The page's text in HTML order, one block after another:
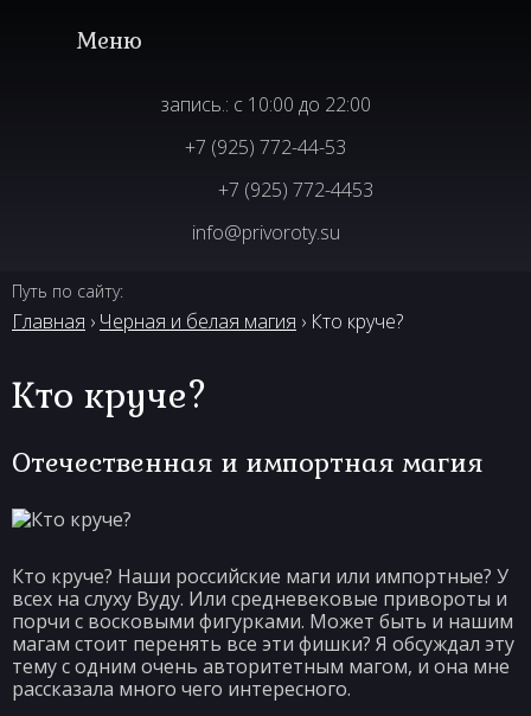
запись.: с 10:00 до 22:00
+7 (925) 772-44-53
+7 (925) 772-4453
info@privoroty.su
Путь по сайту:
Главная › Черная и белая магия › Кто круче?
Кто круче?
Отечественная и импортная магия
Кто круче? Наши российские маги или импортные? У
всех на слуху Вуду. Или средневековые привороты и
порчи с восковыми фигурками. Может быть и нашим
магам стоит перенять все эти фишки? Я обсуждал эту
тему с одним очень авторитетным магом, и она мне
рассказала много чего интересного.